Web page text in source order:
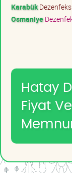
Karabük
Osmaniye
Hatay
Fiyat